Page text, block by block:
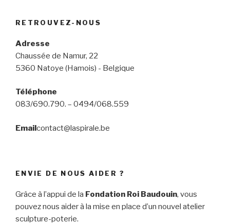
RETROUVEZ-NOUS
Adresse
Chaussée de Namur, 22
5360 Natoye (Hamois) - Belgique
Téléphone
083/690.790. – 0494/068.559
Emailcontact@laspirale.be
ENVIE DE NOUS AIDER ?
Grâce à l’appui de la Fondation Roi Baudouin, vous
pouvez nous aider à la mise en place d’un nouvel atelier
sculpture-poterie.